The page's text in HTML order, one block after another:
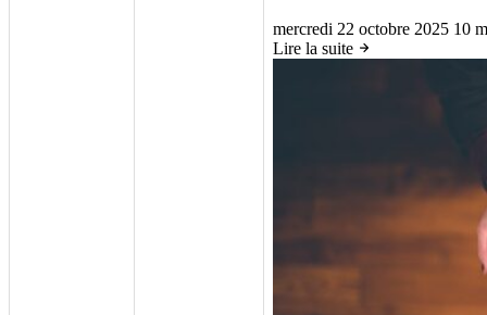
mercredi 22 octobre 2025 10
Lire la suite